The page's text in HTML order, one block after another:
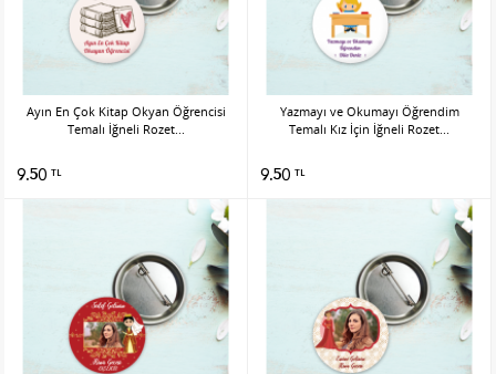
Ayın En Çok Kitap Okyan Öğrencisi
Temalı İğneli Rozet...
9.50 TL
Yazmayı ve Okumayı Öğrendim
Temalı Kız İçin İğneli Rozet...
9.50 TL